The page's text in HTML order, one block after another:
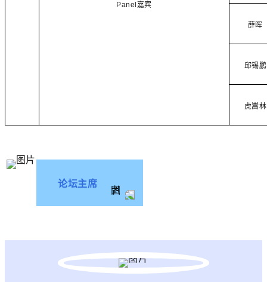
Panel 嘉宾
薛晖
邱锡鹏
虎嵩林
论坛主席